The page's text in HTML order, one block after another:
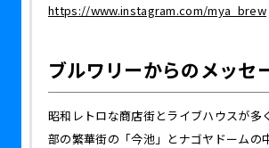
https://www.instagram.com/mya_brew
ブルワリーからのメッセ
昭和レトロな商店街とライブハウスが多
部の繁華街の「今池」とナゴヤドームの